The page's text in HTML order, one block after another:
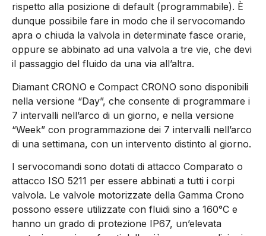
rispetto alla posizione di default (programmabile). È
dunque possibile fare in modo che il servocomando
apra o chiuda la valvola in determinate fasce orarie,
oppure se abbinato ad una valvola a tre vie, che devi
il passaggio del fluido da una via all’altra.
Diamant CRONO e Compact CRONO sono disponibili
nella versione “Day”, che consente di programmare i
7 intervalli nell’arco di un giorno, e nella versione
“Week” con programmazione dei 7 intervalli nell’arco
di una settimana, con un intervento distinto al giorno.
I servocomandi sono dotati di attacco Comparato o
attacco ISO 5211 per essere abbinati a tutti i corpi
valvola. Le valvole motorizzate della Gamma Crono
possono essere utilizzate con fluidi sino a 160°C e
hanno un grado di protezione IP67, un’elevata